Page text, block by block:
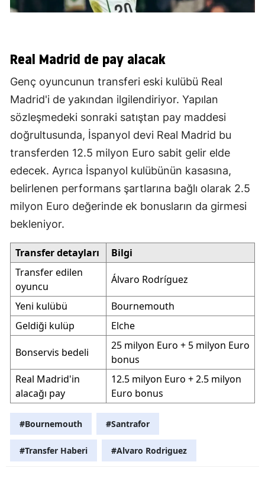
Real Madrid de pay alacak
Genç oyuncunun transferi eski kulübü Real
Madrid'i de yakından ilgilendiriyor. Yapılan
sözleşmedeki sonraki satıştan pay maddesi
doğrultusunda, İspanyol devi Real Madrid bu
transferden 12.5 milyon Euro sabit gelir elde
edecek. Ayrıca İspanyol kulübünün kasasına,
belirlenen performans şartlarına bağlı olarak 2.5
milyon Euro değerinde ek bonusların da girmesi
bekleniyor.
Transfer detayları
Bilgi
Transfer edilen
oyuncu
Álvaro Rodríguez
Yeni kulübü
Bournemouth
Geldiği kulüp
Elche
Bonservis bedeli
25 milyon Euro + 5 milyon Euro
bonus
Real Madrid'in
alacağı pay
12.5 milyon Euro + 2.5 milyon
Euro bonus
#Bournemouth #Santrafor
#Transfer Haberi #Alvaro Rodriguez